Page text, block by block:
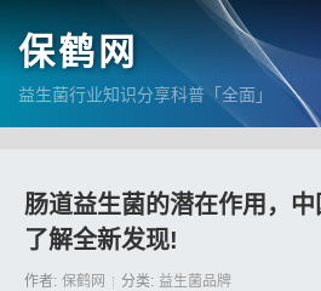
保鹤网
益生菌行业知识分享科普「全面」
肠道益生菌的潜在作用，
了解全新发现!
作者: 保鹤网 分类: 益生菌品牌